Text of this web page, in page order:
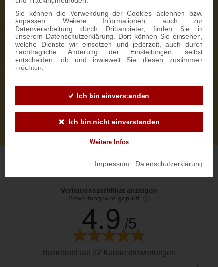
Sie können die Verwendung der Cookies ablehnen bzw.
anpassen. Weitere Informationen, auch zur
Datenverarbeitung durch Drittanbieter, finden Sie in
unserern Datenschutzerklärung. Dort können Sie einsehen,
welche Dienste wir einsetzen und jederzeit, auch durch
nachträgliche Änderung der Einstellungen, selbst
entscheiden, ob und inwieweit Sie diesen zustimmen
möchten.
Ich bin einverstanden
Ich bin nicht einverstanden
Weitere Infos
Impressum Datenschutzerklärung
Vertrauenszertifikat anzeigen
Bewertung wird geprüft
4.9 /5
Basierend auf 22 Kundenbewertungen